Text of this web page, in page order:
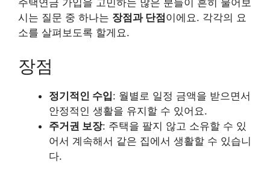
주택연금 가입을 고민하는 많은 분들이 흔히 물어보
시는 질문 중 하나는 장점과 단점 이에요. 각각의 요
소를 살펴보도록 할게요.
장점
정기적인 수입: 월별로 일정 금액을 받으면서
안정적인 생활을 유지할 수 있어요.
주거권 보장: 주택을 팔지 않고 소유할 수 있
어서 계속해서 같은 집에서 생활할 수 있습니
다.